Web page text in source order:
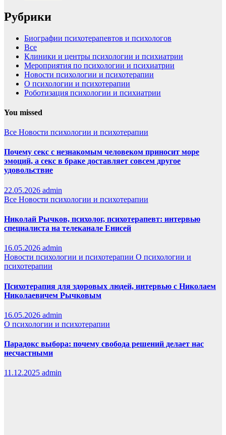
Рубрики
Биографии психотерапевтов и психологов
Все
Клиники и центры психологии и психиатрии
Мероприятия по психологии и психиатрии
Новости психологии и психотерапии
О психологии и психотерапии
Роботизация психологии и психиатрии
You missed
Все Новости психологии и психотерапии
Почему секс с незнакомым человеком приносит море
эмоций, а секс в браке доставляет совсем другое
удовольствие
22.05.2026 admin
Все Новости психологии и психотерапии
Николай Рычков, психолог, психотерапевт: интервью
специалиста на телеканале Енисей
16.05.2026 admin
Новости психологии и психотерапии О психологии и
психотерапии
Психотерапия для здоровых людей, интервью с Николаем
Николаевичем Рычковым
16.05.2026 admin
О психологии и психотерапии
Парадокс выбора: почему свобода решений делает нас
несчастными
11.12.2025 admin